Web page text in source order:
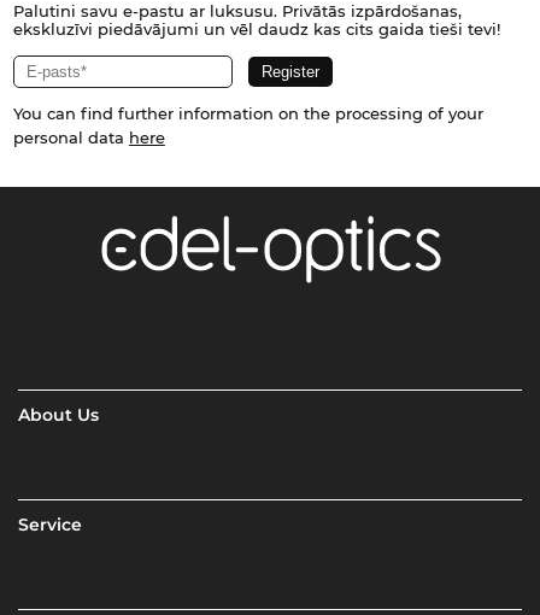
Palutini savu e-pastu ar luksusu. Privātās izpārdošanas,
ekskluzīvi piedāvājumi un vēl daudz kas cits gaida tieši tevi!
You can find further information on the processing of your
personal data here
About Us
Service